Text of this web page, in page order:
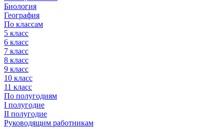
Биология
География
По классам
5 класс
6 класс
7 класс
8 класс
9 класс
10 класс
11 класс
По полугодиям
I полугодие
II полугодие
Руководящим работникам